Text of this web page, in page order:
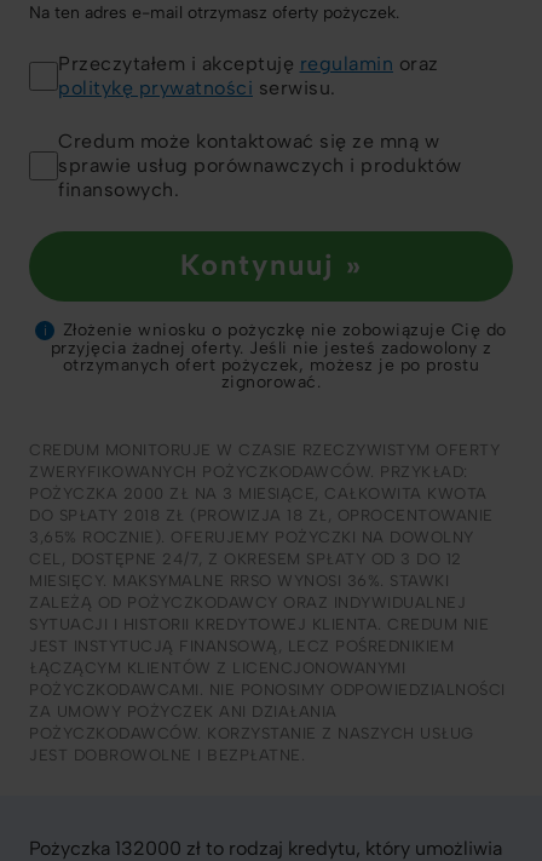
Na ten adres e-mail otrzymasz oferty pożyczek.
Przeczytałem i akceptuję regulamin oraz
politykę prywatności serwisu.
Credum może kontaktować się ze mną w
sprawie usług porównawczych i produktów
finansowych.
Kontynuuj »
i
Złożenie wniosku o pożyczkę nie zobowiązuje Cię do
przyjęcia żadnej oferty. Jeśli nie jesteś zadowolony z
otrzymanych ofert pożyczek, możesz je po prostu
zignorować.
CREDUM MONITORUJE W CZASIE RZECZYWISTYM OFERTY
ZWERYFIKOWANYCH POŻYCZKODAWCÓW. PRZYKŁAD:
POŻYCZKA 2000 ZŁ NA 3 MIESIĄCE, CAŁKOWITA KWOTA
DO SPŁATY 2018 ZŁ (PROWIZJA 18 ZŁ, OPROCENTOWANIE
3,65% ROCZNIE). OFERUJEMY POŻYCZKI NA DOWOLNY
CEL, DOSTĘPNE 24/7, Z OKRESEM SPŁATY OD 3 DO 12
MIESIĘCY. MAKSYMALNE RRSO WYNOSI 36%. STAWKI
ZALEŻĄ OD POŻYCZKODAWCY ORAZ INDYWIDUALNEJ
SYTUACJI I HISTORII KREDYTOWEJ KLIENTA. CREDUM NIE
JEST INSTYTUCJĄ FINANSOWĄ, LECZ POŚREDNIKIEM
ŁĄCZĄCYM KLIENTÓW Z LICENCJONOWANYMI
POŻYCZKODAWCAMI. NIE PONOSIMY ODPOWIEDZIALNOŚCI
ZA UMOWY POŻYCZEK ANI DZIAŁANIA
POŻYCZKODAWCÓW. KORZYSTANIE Z NASZYCH USŁUG
JEST DOBROWOLNE I BEZPŁATNE.
Pożyczka 132000 zł to rodzaj kredytu, który umożliwia